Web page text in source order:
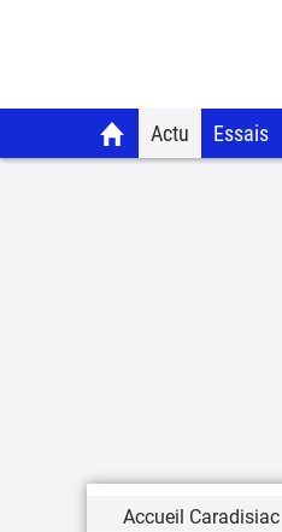
Actu Essais
Accueil Caradisiac